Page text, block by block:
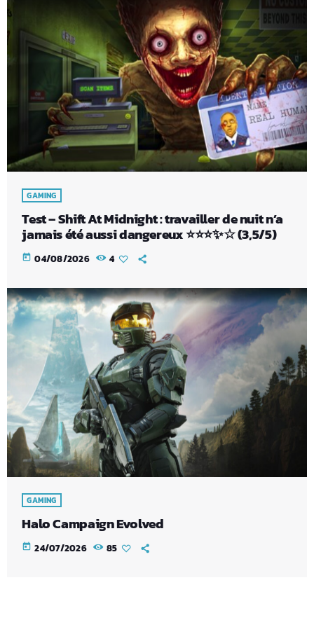
GAMING
Test – Shift At Midnight : travailler de nuit n’a
jamais été aussi dangereux ⭐⭐⭐✨☆ (3,5/5)
today 04/08/2026 4
GAMING
Halo Campaign Evolved
today 24/07/2026 85